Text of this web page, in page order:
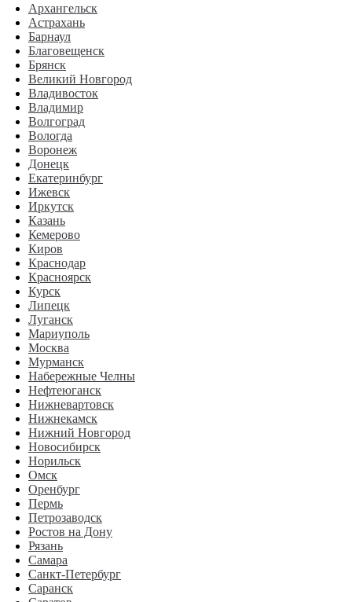
Архангельск
Астрахань
Барнаул
Благовещенск
Брянск
Великий Новгород
Владивосток
Владимир
Волгоград
Вологда
Воронеж
Донецк
Екатеринбург
Ижевск
Иркутск
Казань
Кемерово
Киров
Краснодар
Красноярск
Курск
Липецк
Луганск
Мариуполь
Москва
Мурманск
Набережные Челны
Нефтеюганск
Нижневартовск
Нижнекамск
Нижний Новгород
Новосибирск
Норильск
Омск
Оренбург
Пермь
Петрозаводск
Ростов на Дону
Рязань
Самара
Санкт-Петербург
Саранск